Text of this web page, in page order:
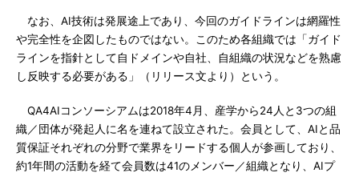
なお、AI技術は発展途上であり、今回のガイドラインは網羅性
や完全性を企図したものではない。このため各組織では「ガイド
ラインを指針として自ドメインや自社、自組織の状況などを熟慮
し反映する必要がある」（リリース文より）という。
QA4AIコンソーシアムは2018年4月、産学から24人と3つの組
織／団体が発起人に名を連ねて設立された。会員として、AIと品
質保証それぞれの分野で業界をリードする個人が参画しており、
約1年間の活動を経て会員数は41のメンバー／組織となり、AIプ